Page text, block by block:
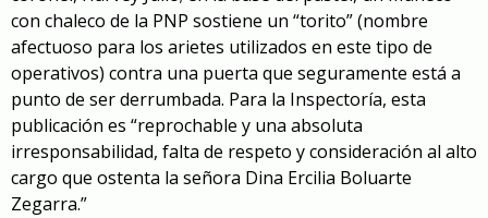
con chaleco de la PNP sostiene un “torito” (nombre
afectuoso para los arietes utilizados en este tipo de
operativos) contra una puerta que seguramente está a
punto de ser derrumbada. Para la Inspectoría, esta
publicación es “reprochable y una absoluta
irresponsabilidad, falta de respeto y consideración al alto
cargo que ostenta la señora Dina Ercilia Boluarte
Zegarra.”